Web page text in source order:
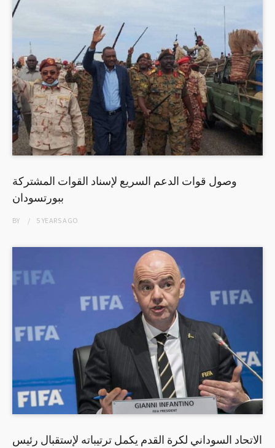
وصول قوات الدعم السريع لإسناد القوات المشتركة
ببورتسودان
BY 5 YEARSAGO
الاتحاد السوداني لكرة القدم يكمل ترتيباته لإستقبال رئيس